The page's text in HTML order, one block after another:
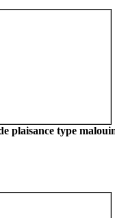
plaisance type